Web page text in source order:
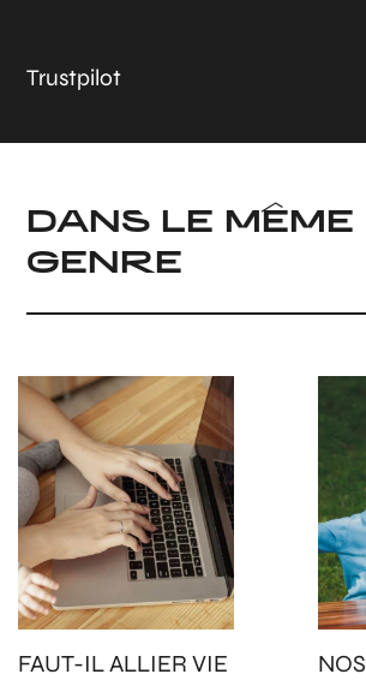
Trustpilot
DANS LE MÊME
GENRE
FAUT-IL ALLIER VIE
NOS